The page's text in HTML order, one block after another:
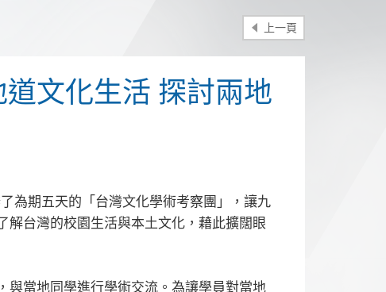
上一頁
文化生活 探討兩地
為期五天的「台灣文化學術考察團」，讓九
台灣的校園生活與本土文化，藉此擴闊眼
與當地同學進行學術交流。為讓學員對當地